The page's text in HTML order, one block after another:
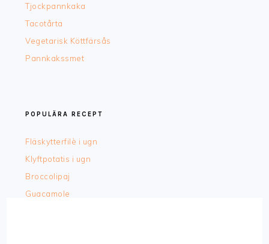
Tjockpannkaka
Tacotårta
Vegetarisk Köttfärsås
Pannkakssmet
POPULÄRA RECEPT
Fläskytterfilè i ugn
Klyftpotatis i ugn
Broccolipaj
Guacamole